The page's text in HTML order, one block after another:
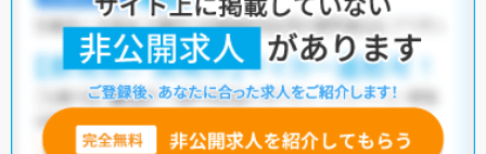
・クリニック
他の条件でも人気の求人がございますので、「こだわり条件」から検索
いただくか、お気軽にお問い合わせください。
全国の放射線技師求人から検索いただくことも可能です。
無料転職支援サービス
にお申し込みいただくと、ご希望条件をヒアリン